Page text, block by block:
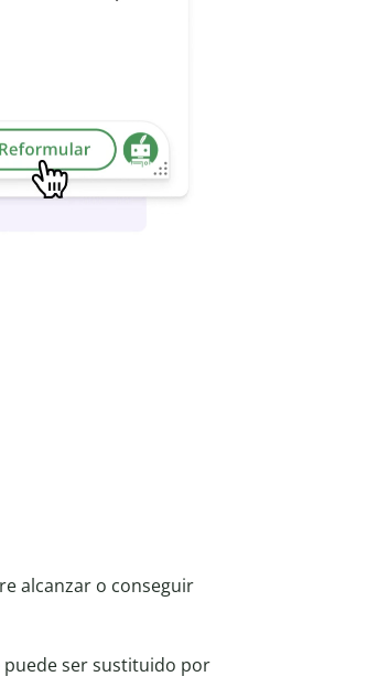
alcanzar o conseguir
puede ser sustituido por